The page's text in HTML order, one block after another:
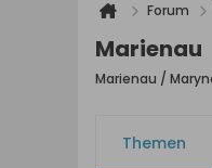
Forum
Marienau
Marienau /
Themen